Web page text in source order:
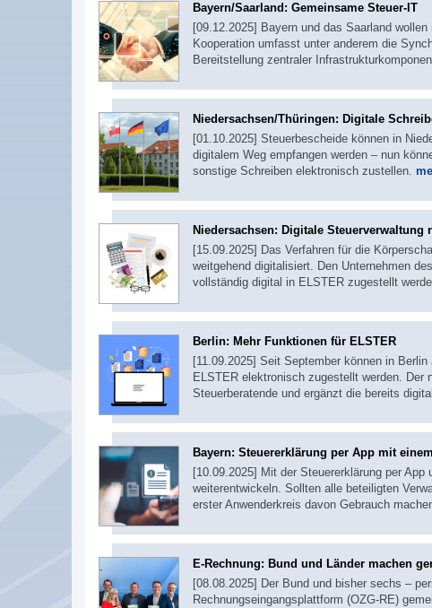
Bayern/Saarland: Gemeinsame Steuer-IT
[09.12.2025] Bayern und das Saarland
Kooperation umfasst unter anderem die
Bereitstellung zentraler
Niedersachsen/Thüringen: Digitale
[01.10.2025] Steuerbescheide können in
digitalem Weg empfangen werden – nun
sonstige Schreiben elektronisch zustellen.
Niedersachsen: Digitale Steuerverwaltung
[15.09.2025] Das Verfahren für die
weitgehend digitalisiert. Den Unternehmen
vollständig digital in ELSTER zugestellt
Berlin: Mehr Funktionen für ELSTER
[11.09.2025] Seit September können in
ELSTER elektronisch zugestellt werden. Der
Steuerberatende und ergänzt die bereits
Bayern: Steuererklärung per App mit
[10.09.2025] Mit der Steuererklärung per
weiterentwickeln. Sollten alle beteiligten
erster Anwenderkreis davon Gebrauch
E-Rechnung: Bund und Länder machen
[08.08.2025] Der Bund und bisher sechs –
Rechnungseingangsplattform (OZG-RE)